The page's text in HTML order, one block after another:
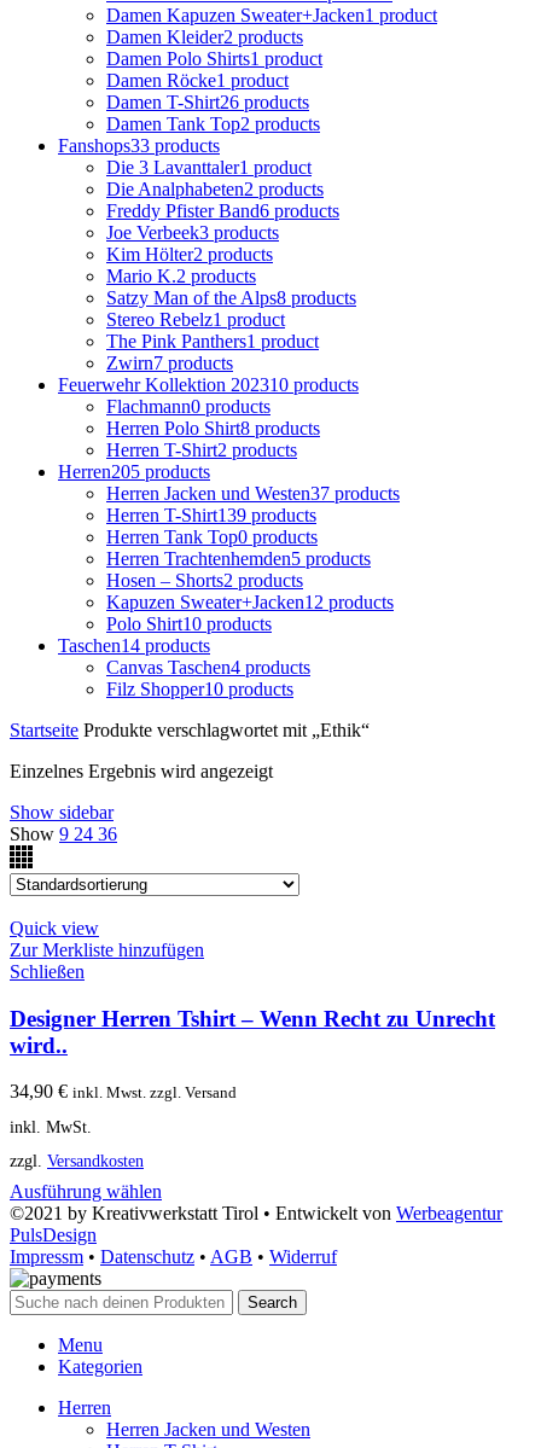
Damen Kapuzen Sweater+Jacken1 product
Damen Kleider2 products
Damen Polo Shirts1 product
Damen Röcke1 product
Damen T-Shirt26 products
Damen Tank Top2 products
Fanshops33 products
Die 3 Lavanttaler1 product
Die Analphabeten2 products
Freddy Pfister Band6 products
Joe Verbeek3 products
Kim Hölter2 products
Mario K.2 products
Satzy Man of the Alps8 products
Stereo Rebelz1 product
The Pink Panthers1 product
Zwirn7 products
Feuerwehr Kollektion 202310 products
Flachmann0 products
Herren Polo Shirt8 products
Herren T-Shirt2 products
Herren205 products
Herren Jacken und Westen37 products
Herren T-Shirt139 products
Herren Tank Top0 products
Herren Trachtenhemden5 products
Hosen – Shorts2 products
Kapuzen Sweater+Jacken12 products
Polo Shirt10 products
Taschen14 products
Canvas Taschen4 products
Filz Shopper10 products
Startseite Produkte verschlagwortet mit „Ethik“
Einzelnes Ergebnis wird angezeigt
Show sidebar
Show 9 24 36
Quick view
Zur Merkliste hinzufügen
Schließen
Designer Herren Tshirt – Wenn Recht zu Unrecht
wird..
34,90 € inkl. Mwst. zzgl. Versand
inkl. MwSt.
zzgl. Versandkosten
Ausführung wählen
©2021 by Kreativwerkstatt Tirol • Entwickelt von Werbeagentur
PulsDesign
Impressm • Datenschutz • AGB • Widerruf
Search
Menu
Kategorien
Herren
Herren Jacken und Westen